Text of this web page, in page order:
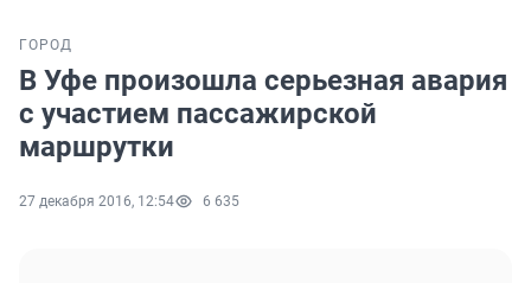
ГОРОД
В Уфе произошла серьезная авария
с участием пассажирской
маршрутки
27 декабря 2016, 12:54 6 635